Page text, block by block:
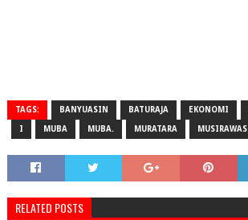
TAGS: BANYUASIN BATURAJA EKONOMI
I MUBA MUBA. MURATARA MUSIRAWAS
RELATED POSTS